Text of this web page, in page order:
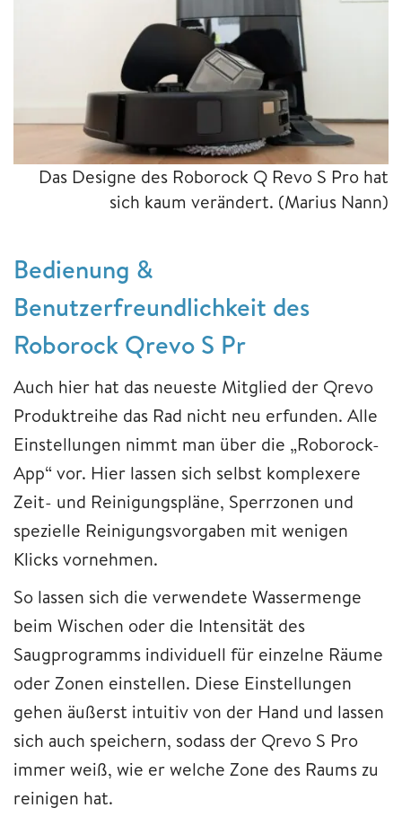
Das Designe des Roborock Q Revo S Pro hat
sich kaum verändert. (Marius Nann)
Bedienung &
Benutzerfreundlichkeit des
Roborock Qrevo S Pr
Auch hier hat das neueste Mitglied der Qrevo
Produktreihe das Rad nicht neu erfunden. Alle
Einstellungen nimmt man über die „Roborock-
App“ vor. Hier lassen sich selbst komplexere
Zeit- und Reinigungspläne, Sperrzonen und
spezielle Reinigungsvorgaben mit wenigen
Klicks vornehmen.
So lassen sich die verwendete Wassermenge
beim Wischen oder die Intensität des
Saugprogramms individuell für einzelne Räume
oder Zonen einstellen. Diese Einstellungen
gehen äußerst intuitiv von der Hand und lassen
sich auch speichern, sodass der Qrevo S Pro
immer weiß, wie er welche Zone des Raums zu
reinigen hat.